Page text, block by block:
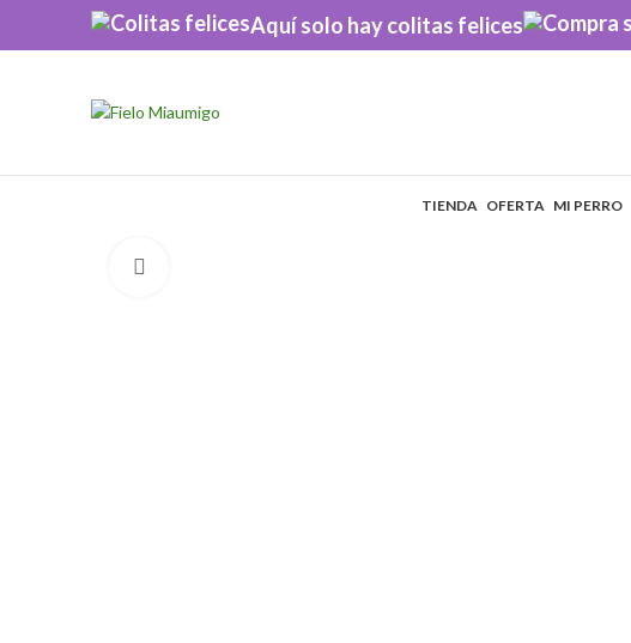
Aquí solo hay colitas felices
TIENDA OFERTA MI PERRO